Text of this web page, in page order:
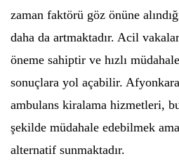
zaman faktörü göz önüne
daha da artmaktadır. Acil
öneme sahiptir ve hızlı
sonuçlara yol açabilir.
ambulans kiralama hizmetleri,
şekilde müdahale edebilmek
alternatif sunmaktadır.